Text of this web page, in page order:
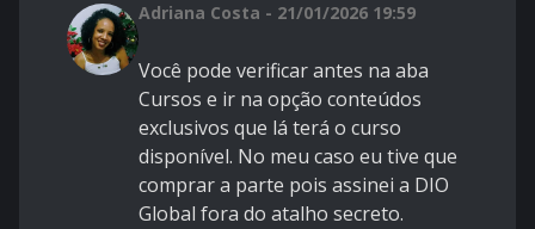
Adriana Costa - 21/01/2026 19:59
Você pode verificar antes na aba
Cursos e ir na opção conteúdos
exclusivos que lá terá o curso
disponível. No meu caso eu tive que
comprar a parte pois assinei a DIO
Global fora do atalho secreto.